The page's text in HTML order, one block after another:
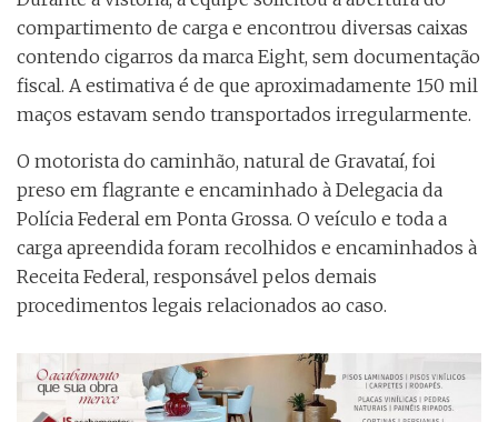
compartimento de carga e encontrou diversas caixas
contendo cigarros da marca Eight, sem documentação
fiscal. A estimativa é de que aproximadamente 150 mil
maços estavam sendo transportados irregularmente.
O motorista do caminhão, natural de Gravataí, foi
preso em flagrante e encaminhado à Delegacia da
Polícia Federal em Ponta Grossa. O veículo e toda a
carga apreendida foram recolhidos e encaminhados à
Receita Federal, responsável pelos demais
procedimentos legais relacionados ao caso.